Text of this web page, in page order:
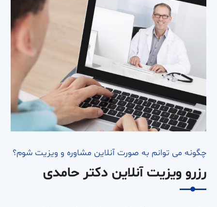
چگونه می توانم به صورت آنلاین مشاوره و ویزیت شوم؟
رزرو ویزیت آنلاین دکتر حامدی